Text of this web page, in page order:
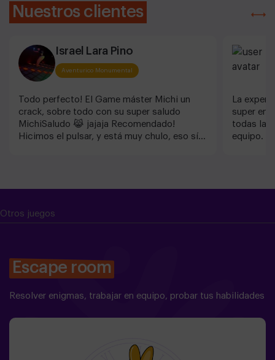
Nuestros clientes
Israel Lara Pino
Aventurico Monumental
Todo perfecto! El Game máster Michi un
crack, sobre todo con su super saludo
MichiSaludo 😹 jajaja Recomendado!
Hicimos el pulsar, y está muy chulo, eso sí
La
super
todas las
equipo.
Otros juegos
Escape room
Resolver enigmas, trabajar en equipo, probar tus habilidades